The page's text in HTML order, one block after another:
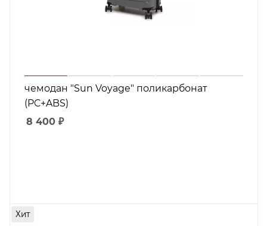
чемодан "Sun Voyage" поликарбонат
(PC+ABS)
8 400 ₽
Хит